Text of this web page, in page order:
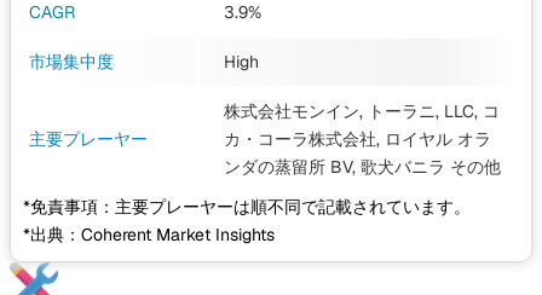
CAGR 3.9%
市場集中度 High
主要プレーヤー
株式会社モンイン, トーラニ, LLC, コ
カ・コーラ株式会社, ロイヤル オラ
ンダの蒸留所 BV, 歌犬バニラ その他
*免責事項：主要プレーヤーは順不同で記載されています。
*出典：Coherent Market Insights